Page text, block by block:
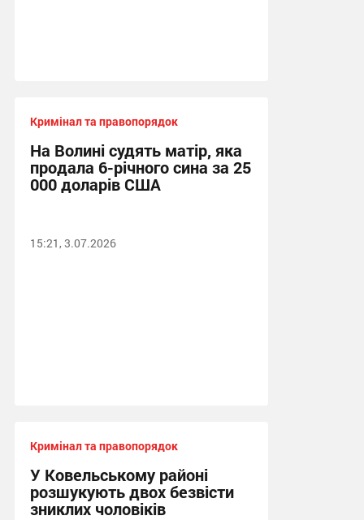
Кримінал та правопорядок
На Волині судять матір, яка
продала 6-річного сина за 25
000 доларів США
15:21, 3.07.2026
Кримінал та правопорядок
У Ковельському районі
розшукують двох безвісти
зниклих чоловіків